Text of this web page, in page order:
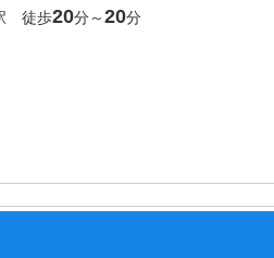
徒歩20分～20分